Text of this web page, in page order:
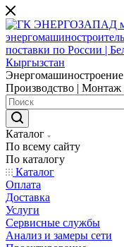
Энергомашиностроение
Производство | Монтаж
Каталог
По всему сайту
По каталогу
Каталог
Оплата
Доставка
Услуги
Сервисные службы
Анализ и замеры сети